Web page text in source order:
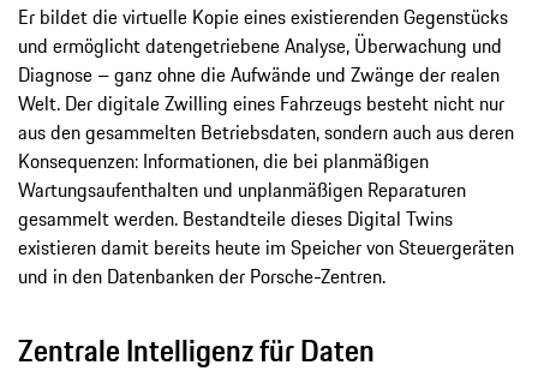
Er bildet die virtuelle Kopie eines existierenden Gegenstücks
und ermöglicht datengetriebene Analyse, Überwachung und
Diagnose – ganz ohne die Aufwände und Zwänge der realen
Welt. Der digitale Zwilling eines Fahrzeugs besteht nicht nur
aus den gesammelten Betriebsdaten, sondern auch aus deren
Konsequenzen: Informationen, die bei planmäßigen
Wartungsaufenthalten und unplanmäßigen Reparaturen
gesammelt werden. Bestandteile dieses Digital Twins
existieren damit bereits heute im Speicher von Steuergeräten
und in den Datenbanken der Porsche-Zentren.
Zentrale Intelligenz für Daten